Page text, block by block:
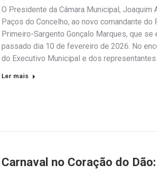
O Presidente da Câmara Municipal, Joaquim
Paços do Concelho, ao novo comandante
Primeiro-Sargento Gonçalo Marques, que
passado dia 10 de fevereiro de 2026. No
do Executivo Municipal e dos
Ler mais
Carnaval no Coração do